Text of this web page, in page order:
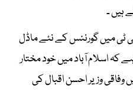
ہیں ۔
ٹی میں گورننس کے نئے ماڈل
کہ اسلام آباد میں خود مختار
وفاقی وزیر احسن اقبال کی